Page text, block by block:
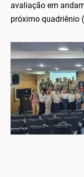
avaliação em
próximo quadriênio